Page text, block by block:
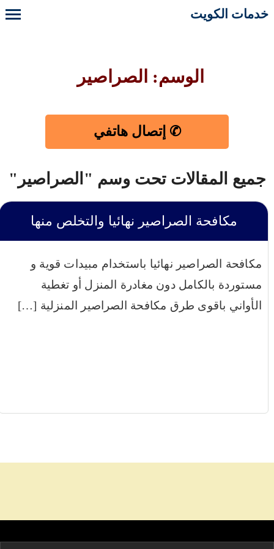
خدمات الكويت
الوسم: الصراصير
✆ إتصال هاتفي
جميع المقالات تحت وسم "الصراصير"
مكافحة الصراصير نهائيا والتخلص منها
مكافحة الصراصير نهائيا باستخدام مبيدات قوية و
مستوردة بالكامل دون مغادرة المنزل أو تغطية
الأواني باقوى طرق مكافحة الصراصير المنزلية […]